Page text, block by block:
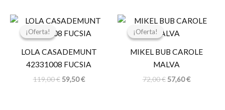
¡Oferta!
¡Oferta!
LOLA CASADEMUNT
42331008 FUCSIA
119,00€
El
original
119,00 €.
59,50€
El
actual
59,50 €.
¡Oferta!
¡Oferta!
MIKEL BUB CAROLE
MALVA
72,00€
El
original
72,00 €.
57,60€
El
57,60 €.